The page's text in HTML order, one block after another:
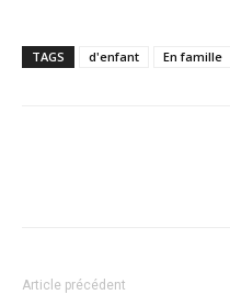
TAGS d'enfant En famille
Article précédent